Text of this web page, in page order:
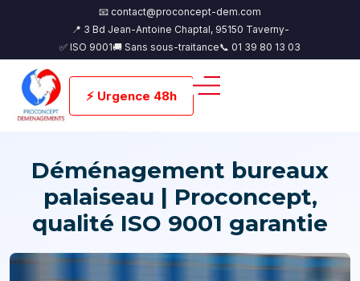
📧 contact@proconcept-dem.com
📍 3 Bd Jean-Antoine Chaptal, 95150 Taverny-
✅ ISO 9001🚚 Sans sous-traitance📞 01 39 80 13 03
⚡ Urgence 48h
Déménagement bureaux
palaiseau | Proconcept,
qualité ISO 9001 garantie